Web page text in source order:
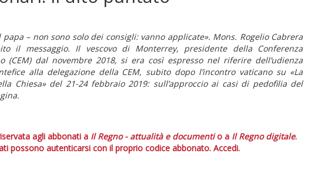
– non sono solo dei consigli: vanno applicate». Mons. Rogelio Cabrera
il messaggio. Il vescovo di Monterrey, presidente della Conferenza
(CEM) dal novembre 2018, si era così espresso nel riferire dell’udienza
alla delegazione della CEM, subito dopo l’incontro vaticano su «La
Chiesa» del 21-24 febbraio 2019: sull’approccio ai casi di pedofilia del
agli abbonati a Il Regno - attualità e documentio a Il Regno digitale.
possono autenticarsi con il proprio codice abbonato. Accedi.